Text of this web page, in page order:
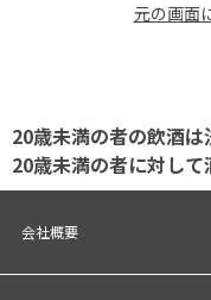
元の画面
20歳未満の者の飲酒は
20歳未満の者に対して
会社概要